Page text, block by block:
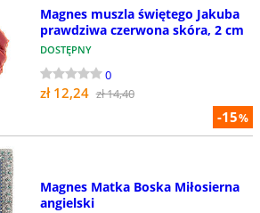
-15%
Magnes muszla świętego Jakuba
prawdziwa czerwona skóra, 2 cm
DOSTĘPNY
0
zł 12,24 zł 14,40
Magnes Matka Boska Miłosierna
angielski